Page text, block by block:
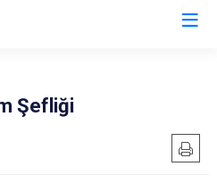
Şefliği